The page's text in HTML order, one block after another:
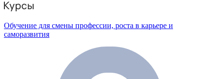
Обучение для смены профессии, роста в карьере и
саморазвития